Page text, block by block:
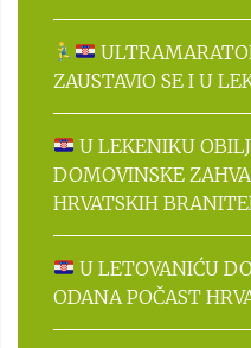
ZAUSTAVIO SE I U
U LEKENIKU
DOMOVINSKE
HRVATSKIH
U LETOVANIĆU
ODANA POČAST